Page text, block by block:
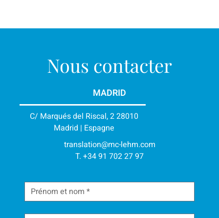
Nous contacter
MADRID
C/ Marqués del Riscal, 2 28010
Madrid | Espagne
translation@mc-lehm.com
T. +34 91 702 27 97